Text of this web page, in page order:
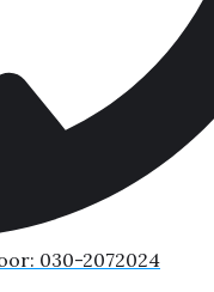
030-2072024